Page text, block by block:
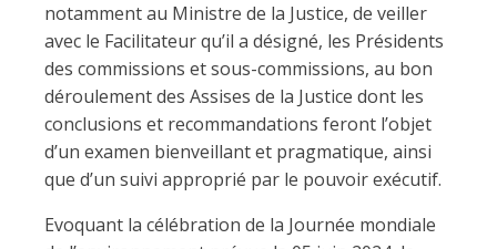
notamment au Ministre de la Justice, de veiller
avec le Facilitateur qu’il a désigné, les Présidents
des commissions et sous-commissions, au bon
déroulement des Assises de la Justice dont les
conclusions et recommandations feront l’objet
d’un examen bienveillant et pragmatique, ainsi
que d’un suivi approprié par le pouvoir exécutif.
Evoquant la célébration de la Journée mondiale